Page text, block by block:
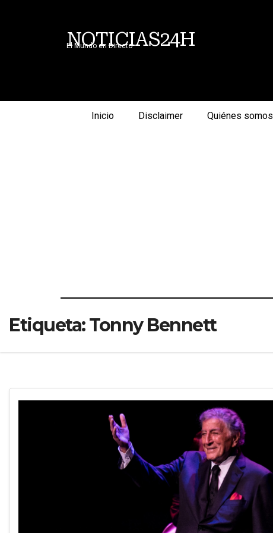
NOTICIAS24H
El Mundo en Directo
Inicio Disclaimer Quiénes somos
Etiqueta:Tonny Bennett